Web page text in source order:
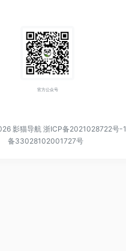
官方公众号
影猫导航 浙ICP备2021028722号-1
备33028102001727号